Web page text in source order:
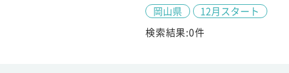
岡山県
12月スタート
検索結果:0件